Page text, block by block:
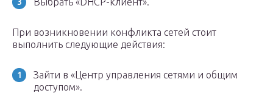
При возникновении конфликта сетей стоит
выполнить следующие действия:
Зайти в «Центр управления сетями и общим
доступом».